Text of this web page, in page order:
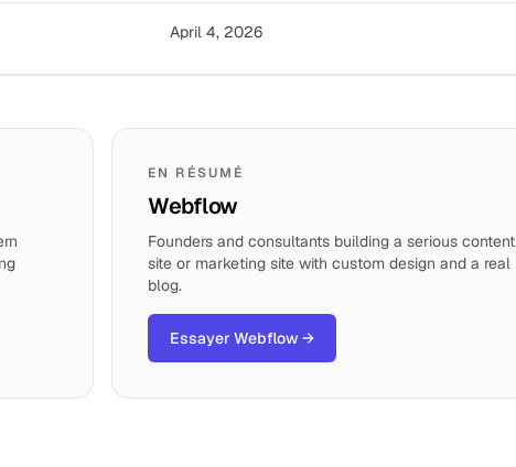
April 4, 2026
EN RÉSUMÉ
Webflow
Founders and consultants building a serious content
site or marketing site with custom design and a real
blog.
Essayer Webflow →